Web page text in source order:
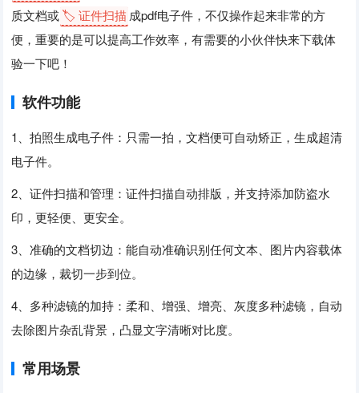
质文档或🏷️ 证件扫描 成pdf电子件，不仅操作起来非常的方
便，重要的是可以提高工作效率，有需要的小伙伴快来下载体
验一下吧！
软件功能
1、拍照生成电子件：只需一拍，文档便可自动矫正，生成超清
电子件。
2、证件扫描和管理：证件扫描自动排版，并支持添加防盗水
印，更轻便、更安全。
3、准确的文档切边：能自动准确识别任何文本、图片内容载体
的边缘，裁切一步到位。
4、多种滤镜的加持：柔和、增强、增亮、灰度多种滤镜，自动
去除图片杂乱背景，凸显文字清晰对比度。
常用场景